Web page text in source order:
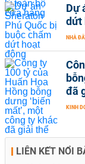
Dự
dứt
NHÀ
đã
KINH
LIÊN KẾT NỔI